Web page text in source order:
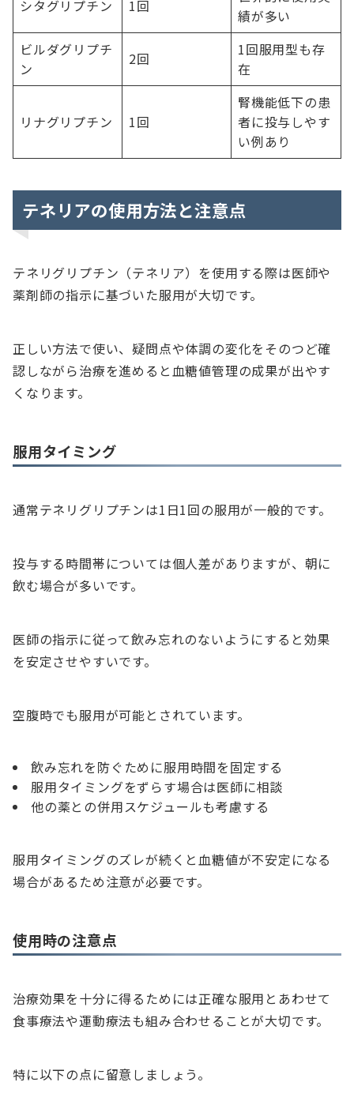
シタグリプチン 1回
績が多い
ビルダグリプチ
ン
2回
1回服用型も存
在
リナグリプチン 1回
腎機能低下の患
者に投与しやす
い例あり
テネリアの使用方法と注意点
テネリグリプチン（テネリア）を使用する際は医師や
薬剤師の指示に基づいた服用が大切です。
正しい方法で使い、疑問点や体調の変化をそのつど確
認しながら治療を進めると血糖値管理の成果が出やす
くなります。
服用タイミング
通常テネリグリプチンは1日1回の服用が一般的です。
投与する時間帯については個人差がありますが、朝に
飲む場合が多いです。
医師の指示に従って飲み忘れのないようにすると効果
を安定させやすいです。
空腹時でも服用が可能とされています。
飲み忘れを防ぐために服用時間を固定する
服用タイミングをずらす場合は医師に相談
他の薬との併用スケジュールも考慮する
服用タイミングのズレが続くと血糖値が不安定になる
場合があるため注意が必要です。
使用時の注意点
治療効果を十分に得るためには正確な服用とあわせて
食事療法や運動療法も組み合わせることが大切です。
特に以下の点に留意しましょう。